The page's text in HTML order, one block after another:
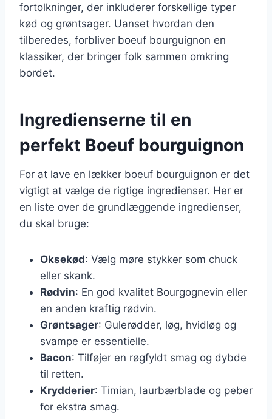
fortolkninger, der inkluderer forskellige typer
kød og grøntsager. Uanset hvordan den
tilberedes, forbliver boeuf bourguignon en
klassiker, der bringer folk sammen omkring
bordet.
Ingredienserne til en
perfekt Boeuf bourguignon
For at lave en lækker boeuf bourguignon er det
vigtigt at vælge de rigtige ingredienser. Her er
en liste over de grundlæggende ingredienser,
du skal bruge:
Oksekød: Vælg møre stykker som chuck
eller skank.
Rødvin: En god kvalitet Bourgognevin eller
en anden kraftig rødvin.
Grøntsager: Gulerødder, løg, hvidløg og
svampe er essentielle.
Bacon: Tilføjer en røgfyldt smag og dybde
til retten.
Krydderier: Timian, laurbærblade og peber
for ekstra smag.